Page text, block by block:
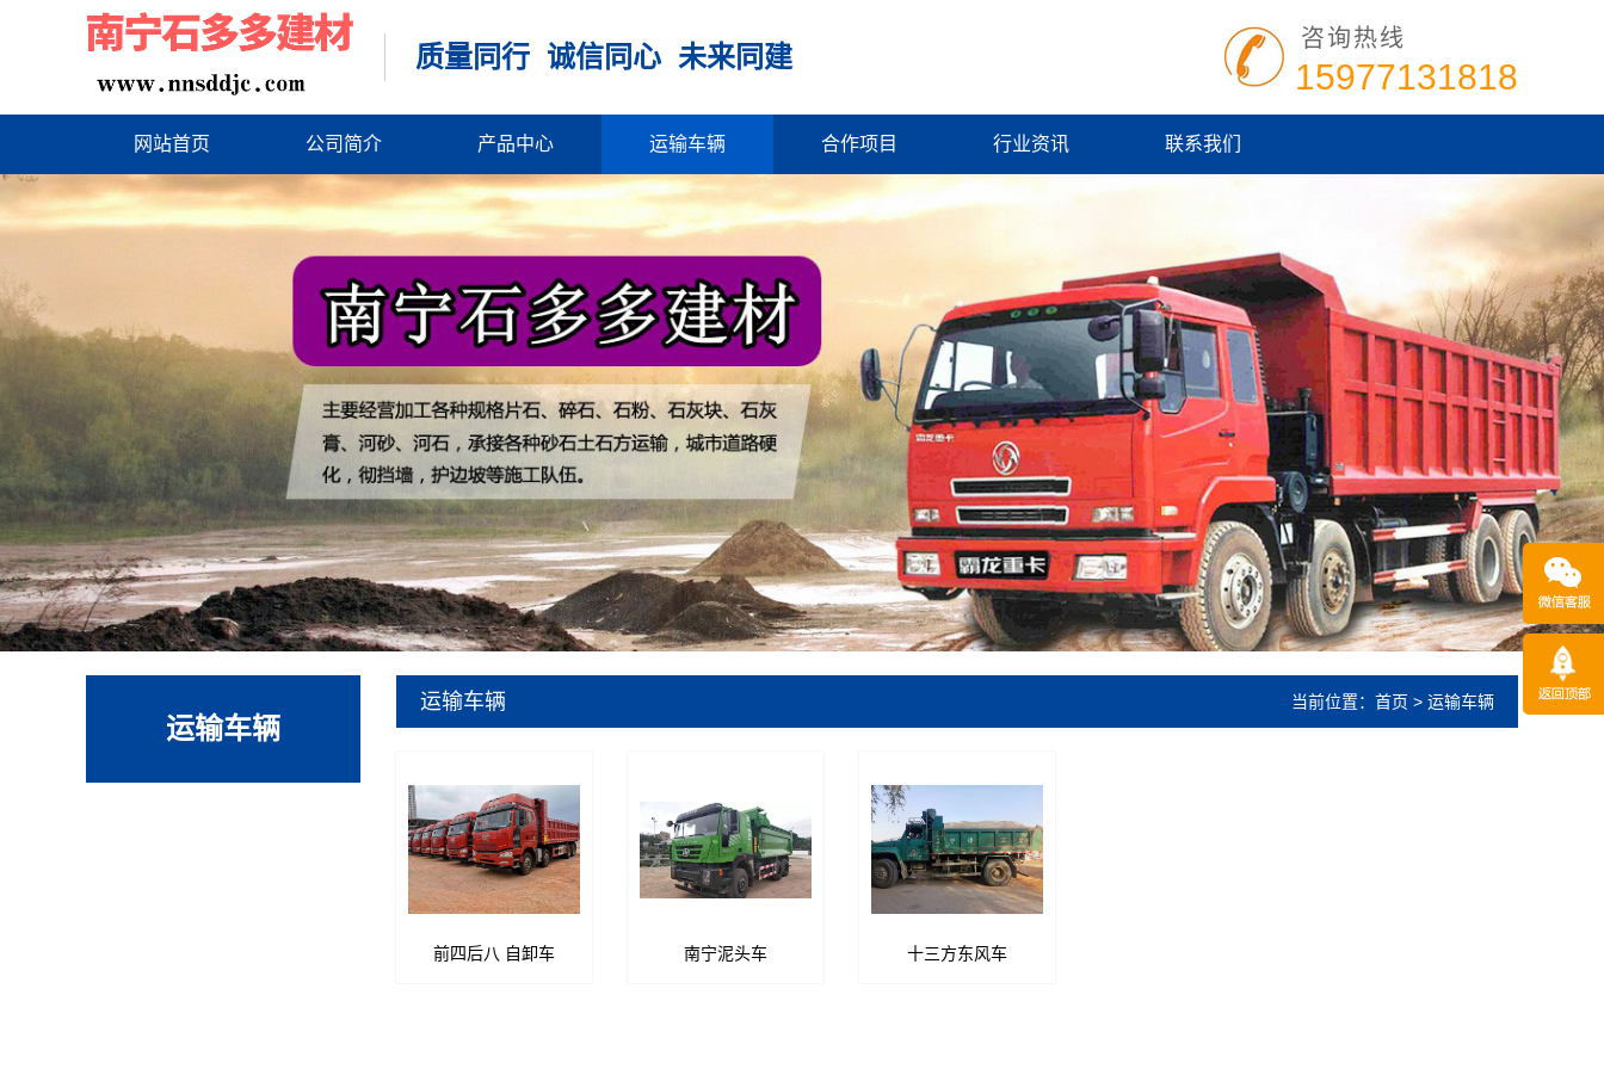
质量同行 诚信同心 未来同建
咨询热线
15977131818
网站首页 公司简介 产品中心 运输车辆 合作项目 行业资讯 联系我们
运输车辆
运输车辆 当前位置： 首页 > 运输车辆
前四后八 自卸车 南宁泥头车 十三方东风车